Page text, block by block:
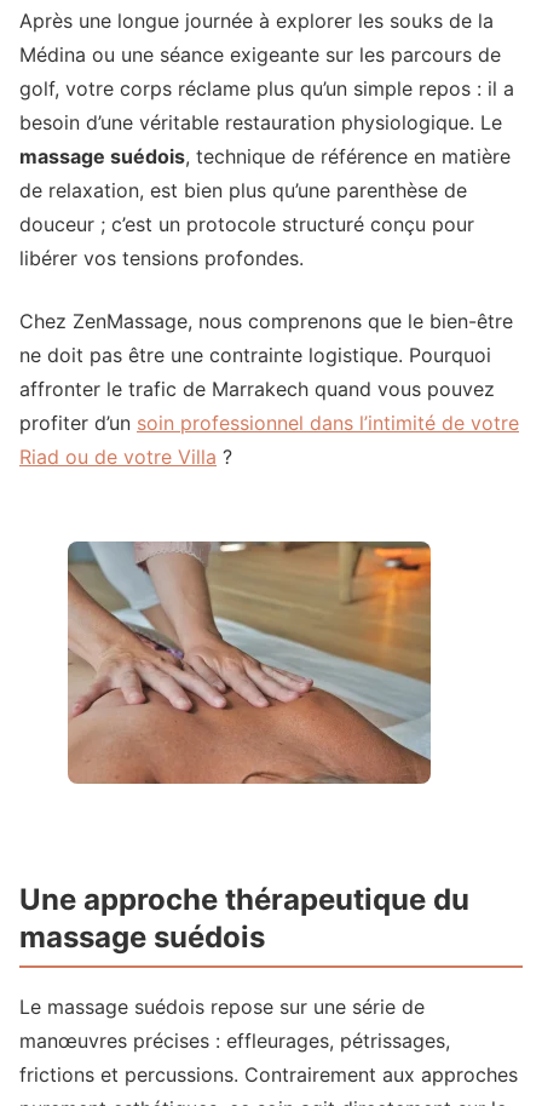
Après une longue journée à explorer les souks de la
Médina ou une séance exigeante sur les parcours de
golf, votre corps réclame plus qu’un simple repos : il a
besoin d’une véritable restauration physiologique. Le
massage suédois, technique de référence en matière
de relaxation, est bien plus qu’une parenthèse de
douceur ; c’est un protocole structuré conçu pour
libérer vos tensions profondes.
Chez ZenMassage, nous comprenons que le bien-être
ne doit pas être une contrainte logistique. Pourquoi
affronter le trafic de Marrakech quand vous pouvez
profiter d’un soin professionnel dans l’intimité de votre
Riad ou de votre Villa ?
Une approche thérapeutique du
massage suédois
Le massage suédois repose sur une série de
manœuvres précises : effleurages, pétrissages,
frictions et percussions. Contrairement aux approches